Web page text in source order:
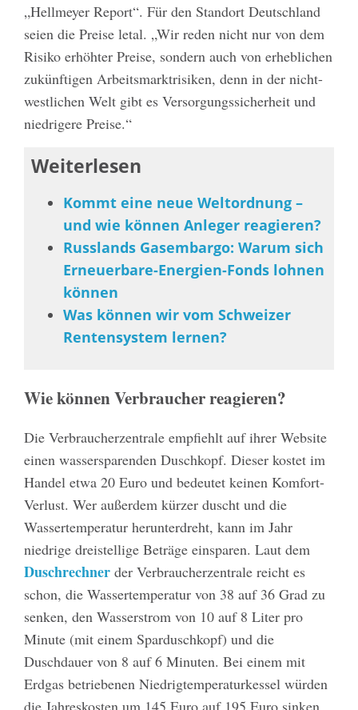
„Hellmeyer Report“. Für den Standort Deutschland
seien die Preise letal. „Wir reden nicht nur von dem
Risiko erhöhter Preise, sondern auch von erheblichen
zukünftigen Arbeitsmarktrisiken, denn in der nicht-
westlichen Welt gibt es Versorgungssicherheit und
niedrigere Preise.“
Weiterlesen
Kommt eine neue Weltordnung –
und wie können Anleger reagieren?
Russlands Gasembargo: Warum sich
Erneuerbare-Energien-Fonds lohnen
können
Was können wir vom Schweizer
Rentensystem lernen?
Wie können Verbraucher reagieren?
Die Verbraucherzentrale empfiehlt auf ihrer Website
einen wassersparenden Duschkopf. Dieser kostet im
Handel etwa 20 Euro und bedeutet keinen Komfort-
Verlust. Wer außerdem kürzer duscht und die
Wassertemperatur herunterdreht, kann im Jahr
niedrige dreistellige Beträge einsparen. Laut dem
Duschrechner der Verbraucherzentrale reicht es
schon, die Wassertemperatur von 38 auf 36 Grad zu
senken, den Wasserstrom von 10 auf 8 Liter pro
Minute (mit einem Sparduschkopf) und die
Duschdauer von 8 auf 6 Minuten. Bei einem mit
Erdgas betriebenen Niedrigtemperaturkessel würden